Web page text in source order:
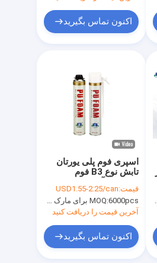
اکنون تماس بگیرید
اسپری فوم پلی یورتان
تابش نوع B3 فوم
عایق / آب بندی
قیمت:USD1.55-2.25/can
MOQ:6000pcs برای مارک Aristo، 15000pcs برای نام تجاری OEM
آخرین قیمت را دریافت کنید
اکنون تماس بگیرید